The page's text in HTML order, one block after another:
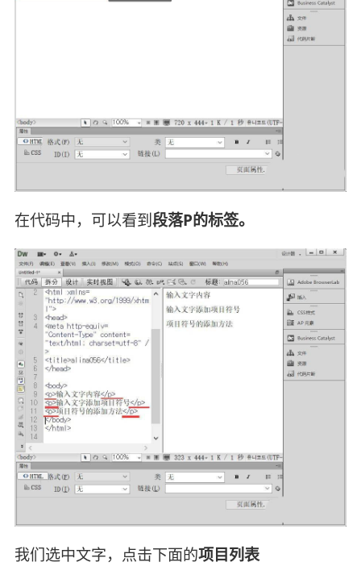
在代码中，可以看到段落P的标签。
我们选中文字，点击下面的项目列表